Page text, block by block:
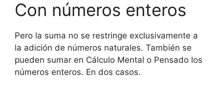
Con números enteros
Pero la suma no se restringe exclusivamente a
la adición de números naturales. También se
pueden sumar en Cálculo Mental o Pensado los
números enteros. En dos casos.